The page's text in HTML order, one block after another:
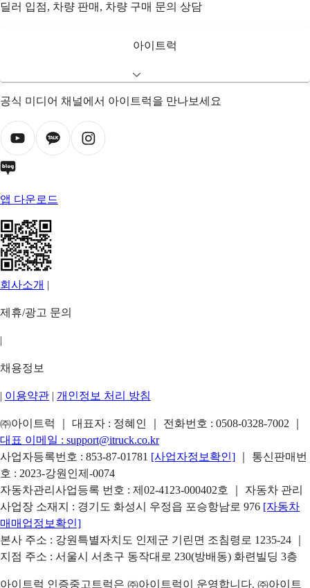
딜러 입점, 차량 판매, 차량 구매 문의 상담
아이트럭
공식 미디어 채널에서 아이트럭을 만나보세요
앱 다운로드
회사소개 |
제휴/광고 문의
|
채용정보
| 이용약관 | 개인정보 처리 방침
㈜아이트럭 ｜ 대표자 : 정혜인 ｜ 전화번호 : 0508-0328-7002
대표 이메일 : support@itruck.co.kr
사업자등록번호 : 853-87-01781 [사업자정보확인]
｜ 통신판매번
호 : 2023-강원인제-0074
자동차관리사업등록 번호 : 제02-4123-000402호 ｜ 자동차 관리
사업장 소재지 : 경기도 화성시 우정읍 포승항남로 976 [자동차
매매업정보확인]
본사 주소 : 강원특별자치도 인제군 기린면 조침령로 1235-24 ｜
지점 주소 : 서울시 서초구 동작대로 230(방배동) 화련빌딩 3층
아이트럭 인증중고트럭은 ㈜아이트럭이 운영합니다. ㈜아이트